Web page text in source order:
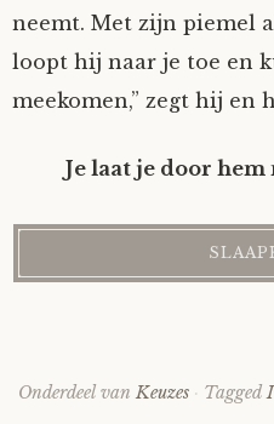
neemt. Met zijn piemel
loopt hij naar je toe en
meekomen,” zegt hij en
Je laat je door
Onderdeel van Keuzes Tagged